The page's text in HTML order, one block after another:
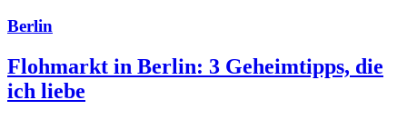
Berlin
Flohmarkt in Berlin: 3 Geheimtipps, die
ich liebe